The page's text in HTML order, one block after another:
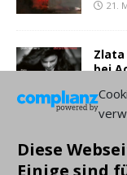
Diese
Einige sind
21.
bei
7.
NEUESTE